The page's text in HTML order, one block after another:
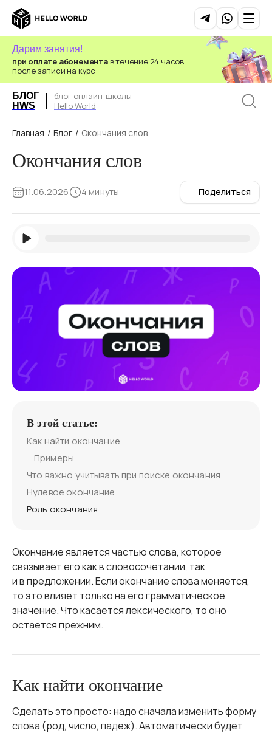
при оплате абонементав течение 24 часов
после записи на курс
Дарим занятия!
БЛОГ
HWS
блог онлайн-школы
Hello World
Главная / Блог / Окончания слов
Окончания слов
11.06.2026 4 минуты Поделиться
В этой статье:
Как найти окончание
Примеры
Что важно учитывать при поиске окончания
Нулевое окончание
Роль окончания
Окончание является частью слова, которое
связывает его как в словосочетании, так
и в предложении. Если окончание слова меняется,
то это влияет только на его грамматическое
значение. Что касается лексического, то оно
остается прежним.
Как найти окончание
Сделать это просто: надо сначала изменить форму
слова (род, число, падеж). Автоматически будет